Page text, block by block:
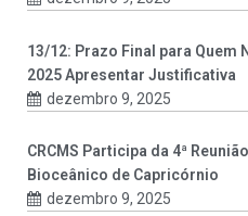
13/12: Prazo Final para Quem
2025 Apresentar Justificativa
dezembro 9, 2025
CRCMS Participa da 4ª
Bioceânico de Capricórnio
dezembro 9, 2025